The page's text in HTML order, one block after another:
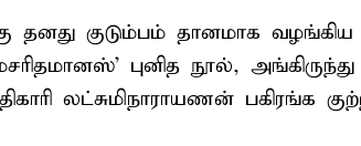
தனது குடும்பம் தானமாக வழங்கிய
புனித நூல்,
லட்சுமிநாராயணன் பகிரங்க